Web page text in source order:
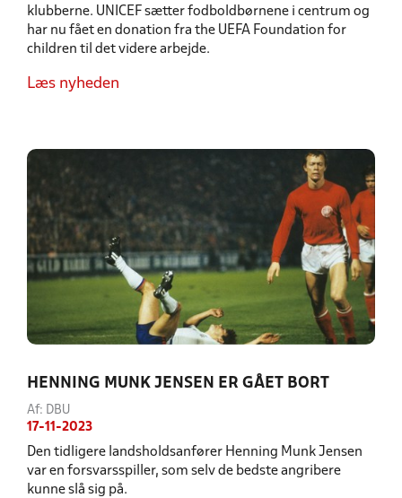
klubberne. UNICEF sætter fodboldbørnene i centrum og
har nu fået en donation fra the UEFA Foundation for
children til det videre arbejde.
Læs nyheden
HENNING MUNK JENSEN ER GÅET BORT
Af: DBU
17-11-2023
Den tidligere landsholdsanfører Henning Munk Jensen
var en forsvarsspiller, som selv de bedste angribere
kunne slå sig på.